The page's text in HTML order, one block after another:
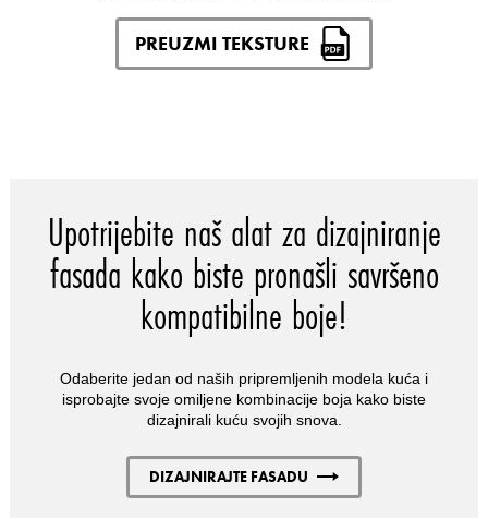
PREUZMI TEKSTURE
Upotrijebite naš alat za dizajniranje
fasada kako biste pronašli savršeno
kompatibilne boje!
Odaberite jedan od naših pripremljenih modela kuća i
isprobajte svoje omiljene kombinacije boja kako biste
dizajnirali kuću svojih snova.
DIZAJNIRAJTE FASADU